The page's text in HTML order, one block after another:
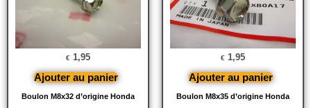
Boulon M8x32 d’origine Honda
€ 1,95
Ajouter au panier
Boulon M8x35 d’origine Honda
€ 1,95
Ajouter au panier